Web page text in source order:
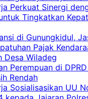
Perkuat Sinergi
Tingkatkan
di Gunungkidul,
Pajak
Desa Wiladeg
Perempuan di
Rendah
Sosialisasikan UU